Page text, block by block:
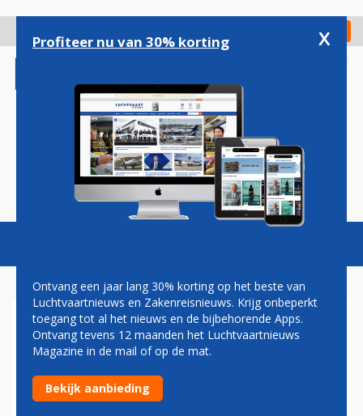
gaan
Check in
Magazine Podcasts Vacatures
OUD-MINISTER DE GEUS
GAAT BEMIDDELEN IN CAO-
CONFLICT KLM
Profiteer nu van 30% korting x
Ontvang een jaar lang 30% korting op het beste van
Luchtvaartnieuws en Zakenreisnieuws. Krijg onbeperkt
toegang tot al het nieuws en de bijbehorende Apps.
Ontvang tevens 12 maanden het Luchtvaartnieuws
Magazine in de mail of op de mat.
Bekijk aanbieding